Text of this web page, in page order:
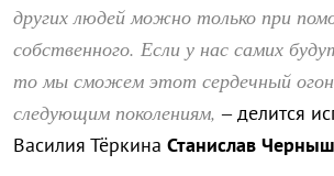
других людей можно только при
собственного. Если у нас самих
то мы сможем этот сердечный
следующим поколениям, – делится
Василия Тёркина Станислав